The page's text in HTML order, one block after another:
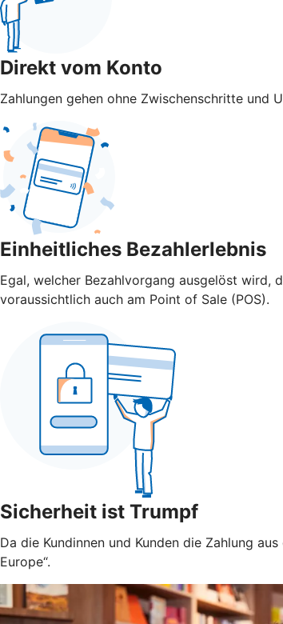
Direkt vom Konto
Zahlungen gehen ohne Zwischenschritte
Einheitliches Bezahlerlebnis
Egal, welcher Bezahlvorgang ausgelöst wird,
voraussichtlich auch am Point of Sale (POS).
Sicherheit ist Trumpf
Da die Kundinnen und Kunden die Zahlung
Europe“.